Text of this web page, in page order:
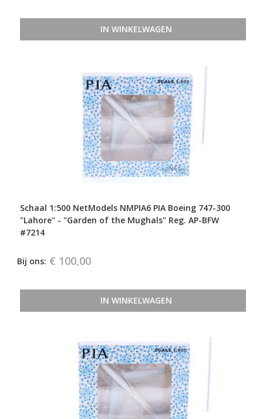
IN WINKELWAGEN
Schaal 1:500 NetModels NMPIA6 PIA Boeing 747-300
"Lahore" - "Garden of the Mughals" Reg. AP-BFW
#7214
Bij ons: € 100,00
IN WINKELWAGEN